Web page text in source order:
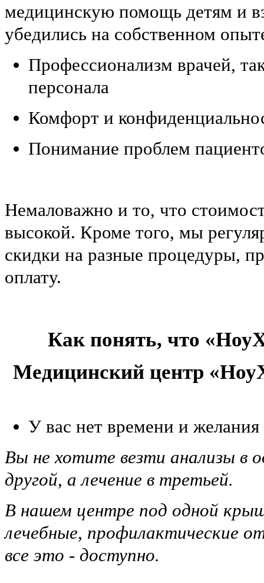
медицинскую помощь детям и
убедились на собственном
Профессионализм врачей,
персонала
Комфорт и
Понимание проблем
Немаловажно и то, что
высокой. Кроме того, мы
скидки на разные процедуры,
оплату.
Как понять, что
Медицинский центр
У вас нет времени и
Вы не хотите везти анализы в
другой, а лечение в третьей.
В нашем центре под одной
лечебные, профилактические
все это - доступно.